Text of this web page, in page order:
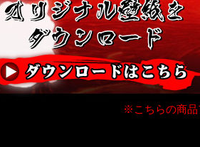
※こちらの商品